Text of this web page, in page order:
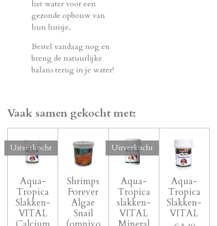
het water voor een
gezonde opbouw van
hun huisje.
Bestel vandaag nog en
breng de natuurlijke
balans terug in je water!
Vaak samen gekocht met:
Uitverkocht
Aqua-
Tropica
Slakken-
VITAL
Shrimps
Forever
Algae
Snail
Uitverkocht
Aqua-
Tropica
slakken-
VITAL
Aqua-
Tropica
Slakken-
VITAL